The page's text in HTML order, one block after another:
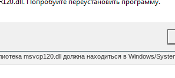
msvcp120.dll должна находиться в Windows/